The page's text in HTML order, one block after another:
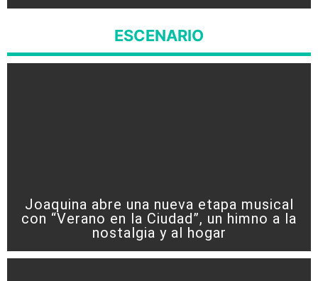
ESCENARIO
Joaquina abre una nueva etapa musical
con “Verano en la Ciudad”, un himno a la
nostalgia y al hogar